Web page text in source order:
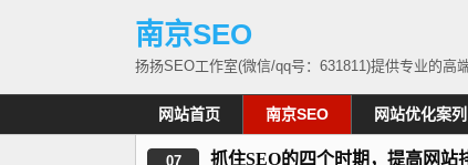
南京SEO
扬扬SEO工作室(微信/qq号：631811)提供专业的高
网站首页 南京SEO 网站优化案列
首页>南京SEO> 抓住SEO的四个时期，提高网
07
抓住SEO的四个时期，提高网站